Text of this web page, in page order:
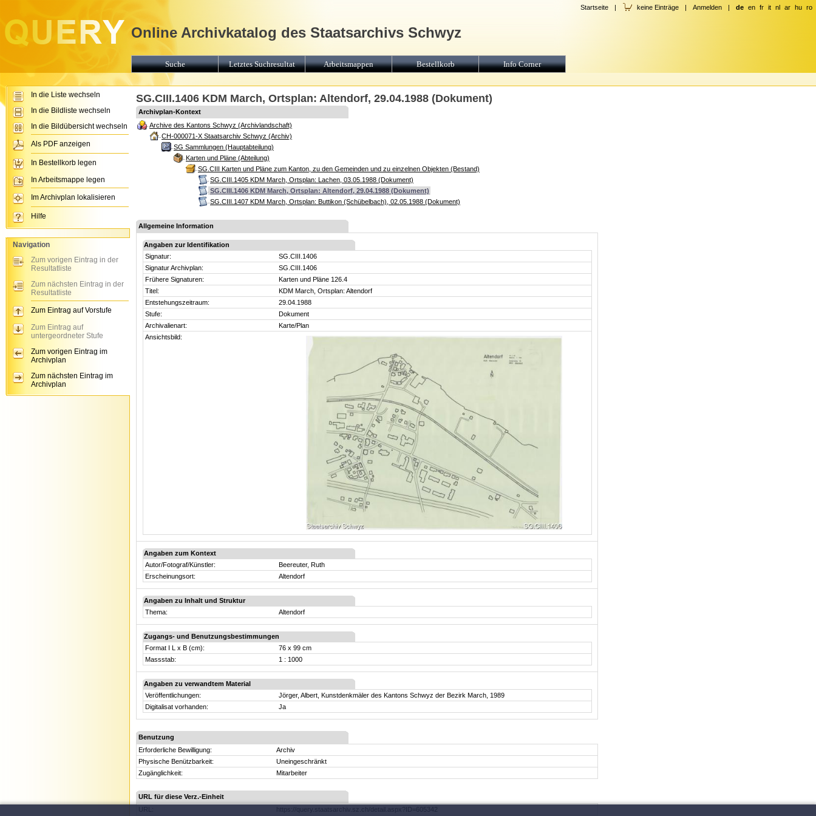
SG.CIII.1406 KDM March, Ortsplan: Altendorf, 29.04.1988 (Dokument)
Archivplan-Kontext
Archive des Kantons Schwyz (Archivlandschaft)
CH-000071-X Staatsarchiv Schwyz (Archiv)
SG Sammlungen (Hauptabteilung)
Karten und Pläne (Abteilung)
SG.CIII Karten und Pläne zum Kanton, zu den Gemeinden und zu einzelnen Objekten (Bestand)
SG.CIII.1405 KDM March, Ortsplan: Lachen, 03.05.1988 (Dokument)
SG.CIII.1406 KDM March, Ortsplan: Altendorf, 29.04.1988 (Dokument)
SG.CIII.1407 KDM March, Ortsplan: Buttikon (Schübelbach), 02.05.1988 (Dokument)
Allgemeine Information
Angaben zur Identifikation
Signatur:
SG.CIII.1406
Signatur Archivplan:
SG.CIII.1406
Frühere Signaturen:
Karten und Pläne 126.4
Titel:
KDM March, Ortsplan: Altendorf
Entstehungszeitraum:
29.04.1988
Stufe:
Dokument
Archivalienart:
Karte/Plan
Ansichtsbild:
Angaben zum Kontext
Autor/Fotograf/Künstler:
Beereuter, Ruth
Erscheinungsort:
Altendorf
Angaben zu Inhalt und Struktur
Thema:
Altendorf
Zugangs- und Benutzungsbestimmungen
Format I L x B (cm):
76 x 99 cm
Massstab:
1 : 1000
Angaben zu verwandtem Material
Veröffentlichungen:
Jörger, Albert, Kunstdenkmäler des Kantons Schwyz der Bezirk March, 1989
Digitalisat vorhanden:
Ja
Benutzung
Erforderliche Bewilligung:
Archiv
Physische Benützbarkeit:
Uneingeschränkt
Zugänglichkeit:
Mitarbeiter
URL für diese Verz.-Einheit
URL:
https://query.staatsarchiv.sz.ch/detail.aspx?ID=605342
Startseite | keine Einträge | Anmelden | de en fr it nl ar hu ro
Online Archivkatalog des Staatsarchivs Schwyz
Suche Letztes Suchresultat Arbeitsmappen Bestellkorb Info Corner
In die Liste wechseln
In die Bildliste wechseln
In die Bildübersicht wechseln
Als PDF anzeigen
In Bestellkorb legen
In Arbeitsmappe legen
Im Archivplan lokalisieren
Hilfe
Navigation
Zum vorigen Eintrag in der
Resultatliste
Zum nächsten Eintrag in der
Resultatliste
Zum Eintrag auf Vorstufe
Zum Eintrag auf
untergeordneter Stufe
Zum vorigen Eintrag im
Archivplan
Zum nächsten Eintrag im
Archivplan